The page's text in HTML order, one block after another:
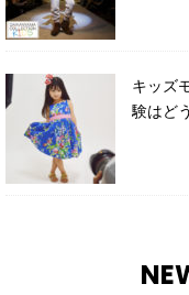
キッズ
験はど